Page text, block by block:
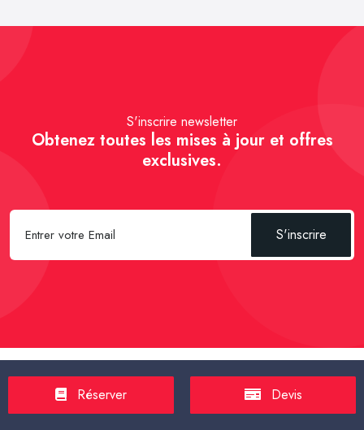
S'inscrire newsletter
Obtenez toutes les mises à jour et offres
exclusives.
S'inscrire
Spécial Passager : -Réserver un Taxi
Réserver Devis